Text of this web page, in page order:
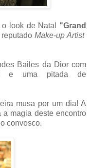
look de Natal "Grand
Make-up Artist
Bailes da Dior com
e uma pitada de
musa por um dia! A
magia deste encontro
convosco.